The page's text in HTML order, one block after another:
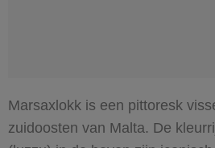
Marsaxlokk is een pittoresk
zuidoosten van Malta. De